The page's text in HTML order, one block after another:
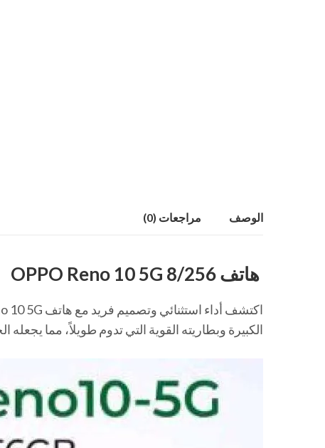
الوصف مراجعات (0)
هاتف OPPO Reno 10 5G 8/256
الكبيرة وبطاريته القوية التي تدوم طويلاً، مما يجعله